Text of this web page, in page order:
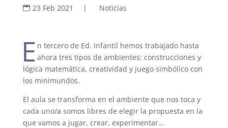
23 Feb 2021 | Noticias
E n tercero de Ed. Infantil hemos trabajado hasta
ahora tres tipos de ambientes: construcciones y
lógica matemática, creatividad y juego simbólico con
los minimundos.
El aula se transforma en el ambiente que nos toca y
cada uno/a somos libres de elegir la propuesta en la
que vamos a jugar, crear, experimentar…